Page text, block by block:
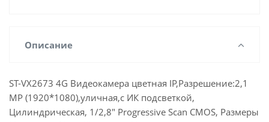
Описание
ST-VX2673 4G Видеокамера цветная IP,Разрешение:2,1
MP (1920*1080),уличная,с ИК подсветкой,
Цилиндрическая, 1/2,8" Progressive Scan CMOS, Размеры